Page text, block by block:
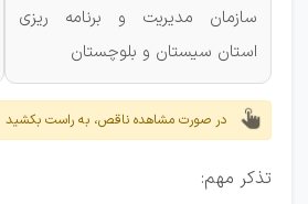
سازمان مدیریت و برنامه ریزی
استان سیستان و بلوچستان
در صورت مشاهده ناقص، به راست بکشید
تذکر مهم: